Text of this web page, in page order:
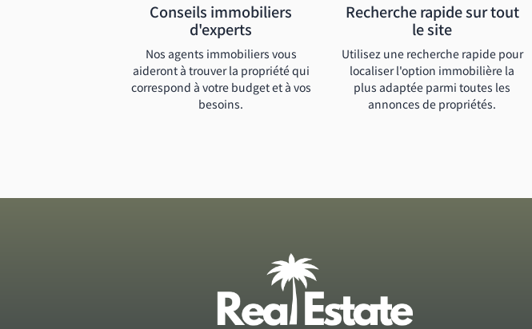
Conseils immobiliers
d'experts
Nos agents immobiliers vous
aideront à trouver la propriété qui
correspond à votre budget et à vos
besoins.
Recherche rapide sur tout
le site
Utilisez une recherche rapide pour
localiser l'option immobilière la
plus adaptée parmi toutes les
annonces de propriétés.